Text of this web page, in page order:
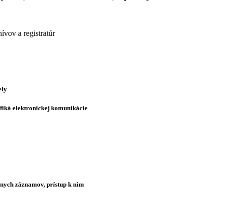
a registratúr
elektronickej komunikácie
záznamov, prístup k nim